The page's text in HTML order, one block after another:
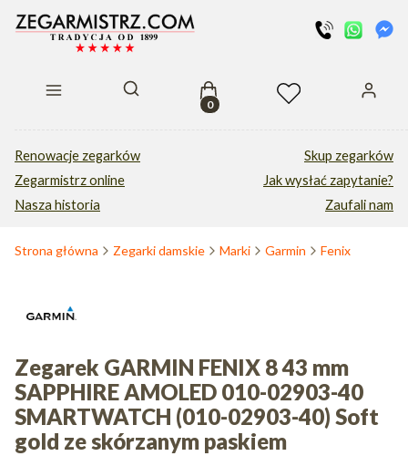
Otwórz wyszukiwarkęProdukty w koszyku: 0. Zobacz
Renowacje zegarków
Zegarmistrz online
Nasza historia
Skup zegarków
Jak wysłać zapytanie?
Zaufali nam
Strona główna Zegarki damskie Marki Garmin Fenix
Zegarek GARMIN FENIX 8 43 mm
SAPPHIRE AMOLED 010-02903-40
SMARTWATCH (010-02903-40) Soft
gold ze skórzanym paskiem